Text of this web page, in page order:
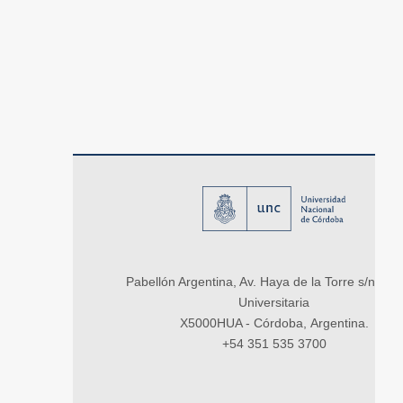
Pabellón Argentina, Av. Haya de la Torre s/n,
Universitaria
X5000HUA - Córdoba, Argentina.
+54 351 535 3700